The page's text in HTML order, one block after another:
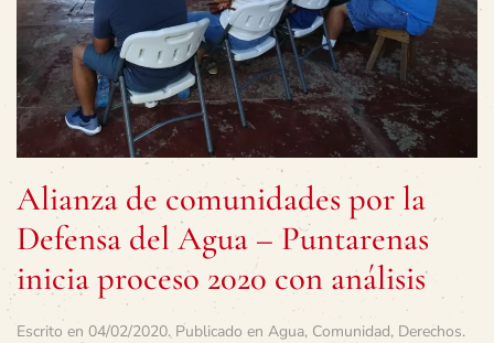
Alianza de comunidades por la
Defensa del Agua – Puntarenas
inicia proceso 2020 con análisis
Escrito en 04/02/2020. Publicado en Agua, Comunidad, Derechos.